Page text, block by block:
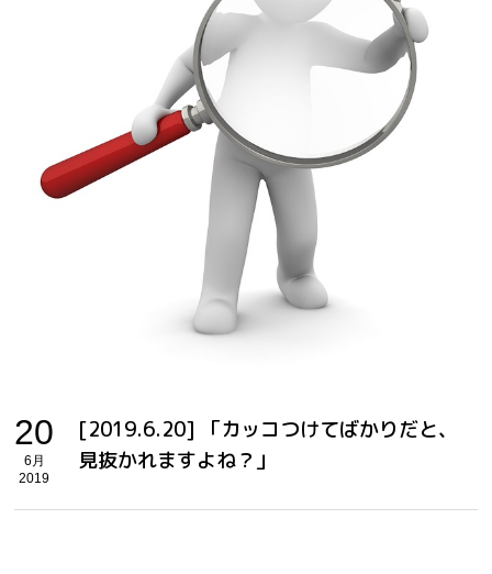
20
6月
2019
[2019.6.20] 「カッコつけてばかりだと、
見抜かれますよね？」